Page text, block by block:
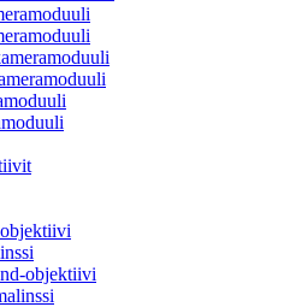
objektiivi